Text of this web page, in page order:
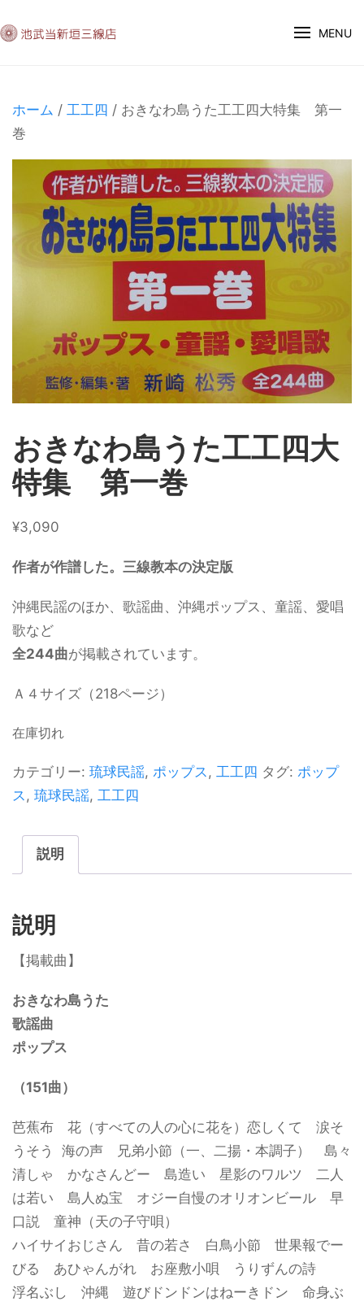
MENU
ホーム / 工工四 / おきなわ島うた工工四大特集 第一
巻
おきなわ島うた工工四大
特集 第一巻
¥3,090
作者が作譜した。三線教本の決定版
沖縄民謡のほか、歌謡曲、沖縄ポップス、童謡、愛唱
歌など
全244曲が掲載されています。
Ａ４サイズ（218ページ）
在庫切れ
カテゴリー: 琉球民謡, ポップス , 工工四 タグ: ポップ
ス , 琉球民謡, 工工四
説明
説明
【掲載曲】
おきなわ島うた
歌謡曲
ポップス
（151曲）
芭蕉布 花（すべての人の心に花を）恋しくて 涙そ
うそう
海の声 兄弟小節（一、二揚・本調子） 島々
清しゃ かなさんどー 島造い 星影のワルツ 二人
は若い 島人ぬ宝 オジー自慢のオリオンビール 早
口説 童神（天の子守唄）
ハイサイおじさん 昔の若さ 白鳥小節 世果報でー
びる あひゃんがれ お座敷小唄 うりずんの詩
浮名ぶし 沖縄 遊びドンドンはねーきドン 命身ぶ